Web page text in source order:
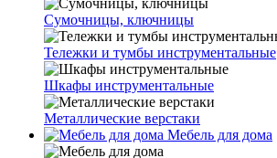
Сумочницы, ключницы
Тележки и тумбы инструментальные
Шкафы инструментальные
Металлические верстаки
Мебель для дома